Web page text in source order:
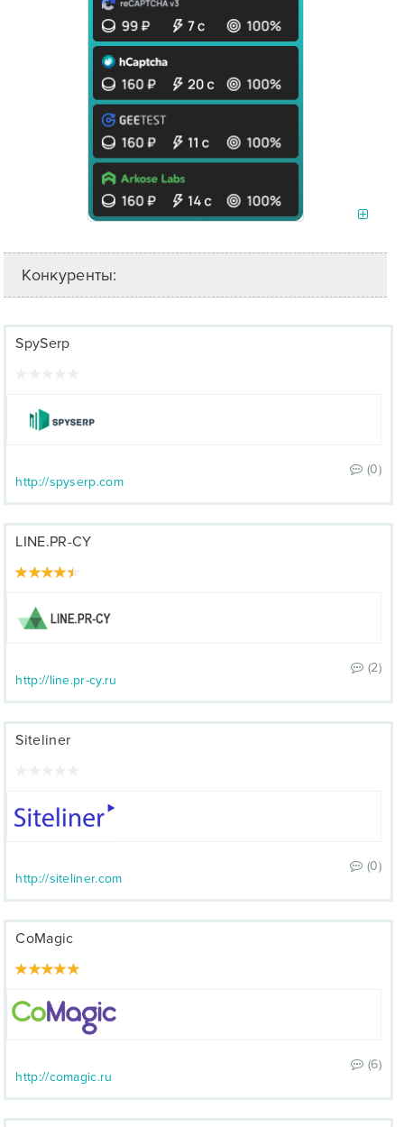
Конкуренты:
SpySerp
(0)
http://spyserp.com
LINE.PR-CY
(2)
http://line.pr-cy.ru
Siteliner
(0)
http://siteliner.com
CoMagic
(6)
http://comagic.ru